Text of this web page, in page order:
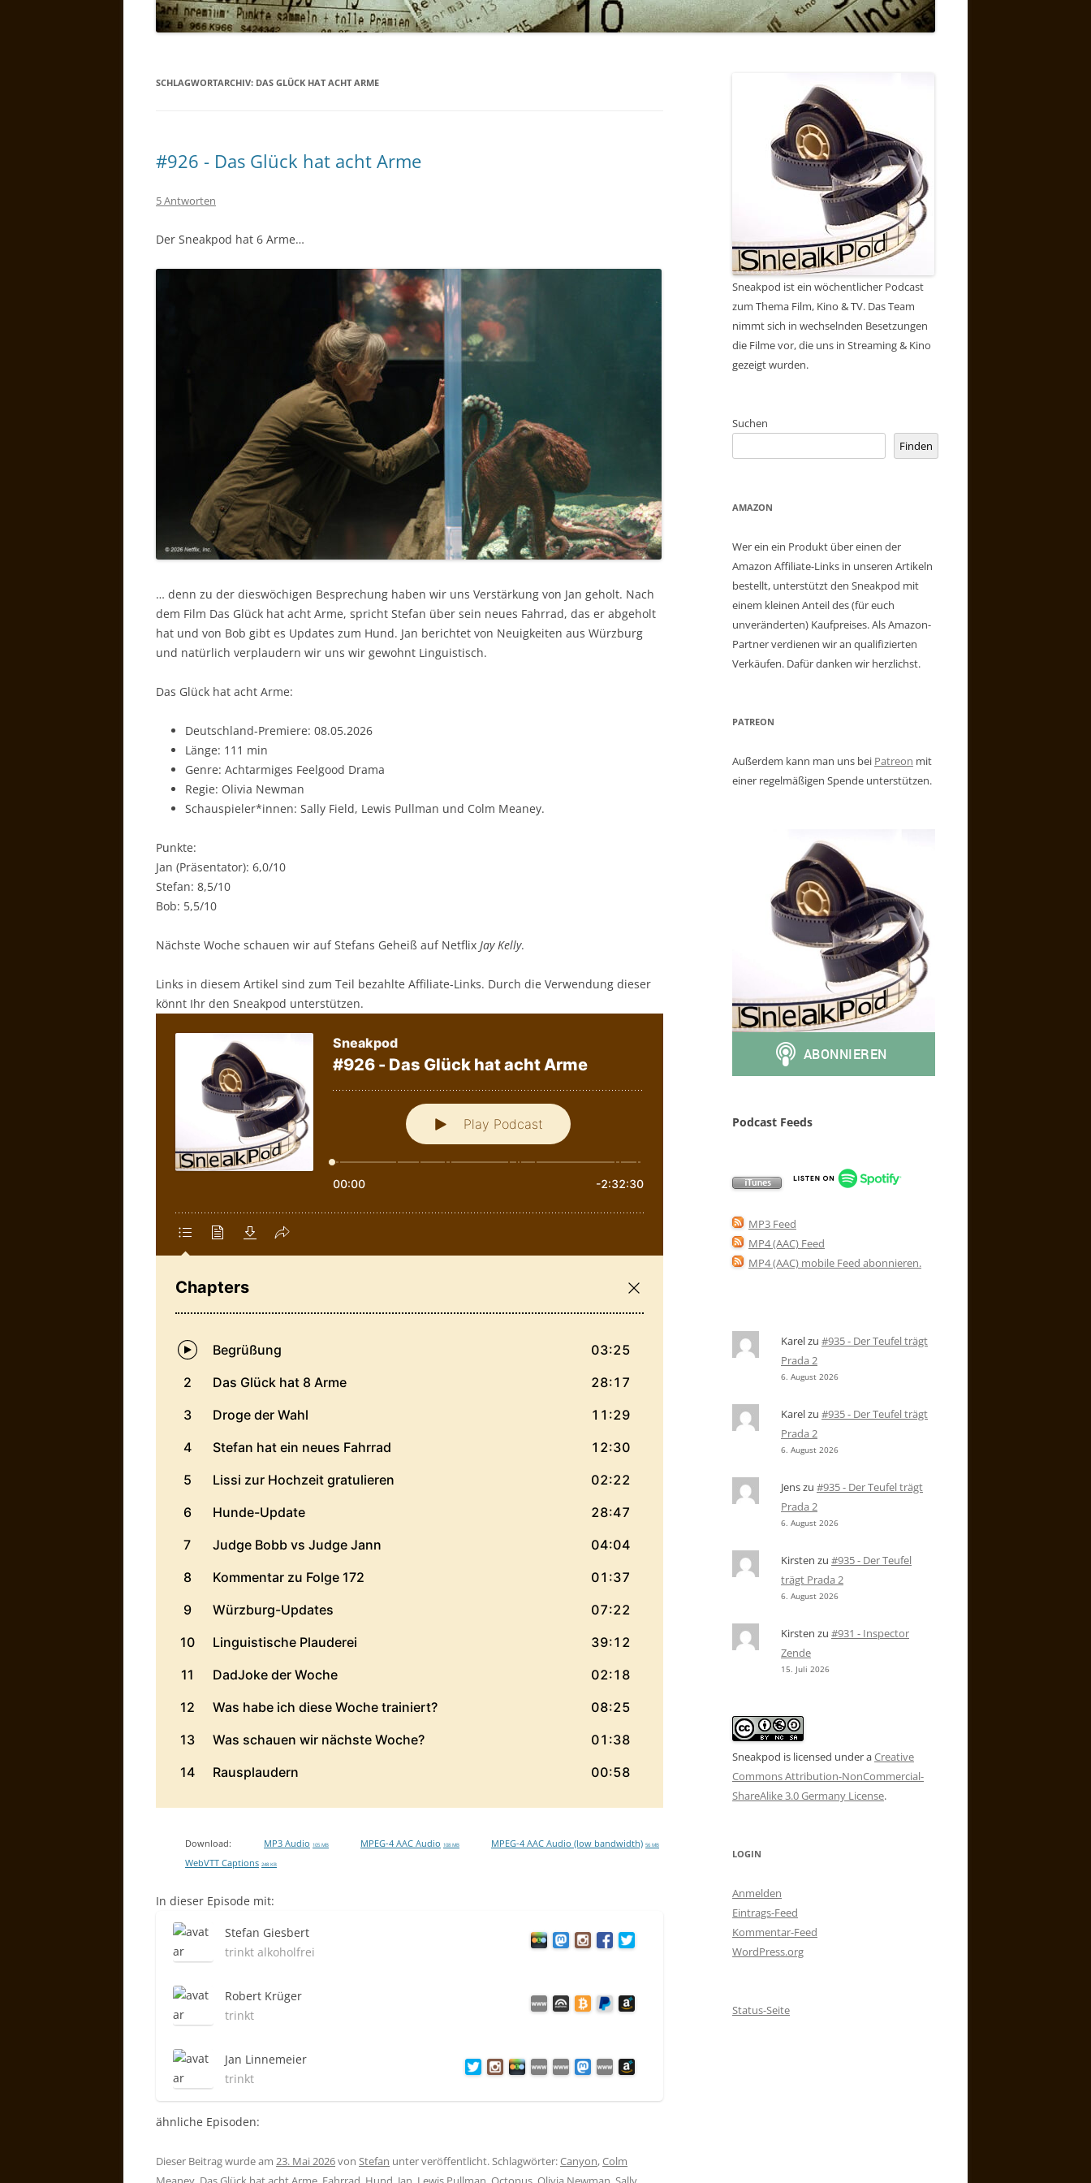
SCHLAGWORTARCHIV: DAS GLÜCK HAT ACHT ARME
#926 - Das Glück hat acht Arme
5 Antworten
Der Sneakpod hat 6 Arme…
… denn zu der dieswöchigen Besprechung haben wir uns Verstärkung von Jan geholt. Nach
dem Film Das Glück hat acht Arme, spricht Stefan über sein neues Fahrrad, das er abgeholt
hat und von Bob gibt es Updates zum Hund. Jan berichtet von Neuigkeiten aus Würzburg
und natürlich verplaudern wir uns wir gewohnt Linguistisch.
Das Glück hat acht Arme:
Deutschland-Premiere: 08.05.2026
Länge: 111 min
Genre: Achtarmiges Feelgood Drama
Regie: Olivia Newman
Schauspieler*innen: Sally Field, Lewis Pullman und Colm Meaney.
Punkte:
Jan (Präsentator): 6,0/10
Stefan: 8,5/10
Bob: 5,5/10
Nächste Woche schauen wir auf Stefans Geheiß auf Netflix Jay Kelly.
Links in diesem Artikel sind zum Teil bezahlte Affiliate-Links. Durch die Verwendung dieser
könnt Ihr den Sneakpod unterstützen.
Download: MP3 Audio 105 MB MPEG-4 AAC Audio 108 MB MPEG-4 AAC Audio (low bandwidth) 56 MB
WebVTT Captions 248 KB
In dieser Episode mit:
Stefan Giesbert
trinkt alkoholfrei
Robert Krüger
trinkt
Jan Linnemeier
trinkt
ähnliche Episoden:
Dieser Beitrag wurde am 23. Mai 2026von Stefan unter veröffentlicht. Schlagwörter:Canyon,Colm
Sneakpod ist ein wöchentlicher Podcast
zum Thema Film, Kino & TV. Das Team
nimmt sich in wechselnden Besetzungen
die Filme vor, die uns in Streaming & Kino
gezeigt wurden.
Suchen
Finden
AMAZON
Wer ein ein Produkt über einen der
Amazon Affiliate-Links in unseren Artikeln
bestellt, unterstützt den Sneakpod mit
einem kleinen Anteil des (für euch
unveränderten) Kaufpreises. Als Amazon-
Partner verdienen wir an qualifizierten
Verkäufen. Dafür danken wir herzlichst.
PATREON
Außerdem kann man uns bei Patreon mit
einer regelmäßigen Spende unterstützen.
Podcast Feeds
MP3 Feed
MP4 (AAC) Feed
MP4 (AAC) mobile Feed abonnieren.
Karelzu #935 - Der Teufel trägt
Prada 2
6. August 2026
Karelzu #935 - Der Teufel trägt
Prada 2
6. August 2026
Jenszu #935 - Der Teufel trägt
Prada 2
6. August 2026
Kirsten zu #935 - Der Teufel
trägt Prada 2
6. August 2026
Kirsten zu #931 - Inspector
Zende
15. Juli 2026
Sneakpod is licensed under aCreative
Commons Attribution-NonCommercial-
ShareAlike 3.0 Germany License.
LOGIN
Anmelden
Eintrags-Feed
Kommentar-Feed
WordPress.org
Status-Seite